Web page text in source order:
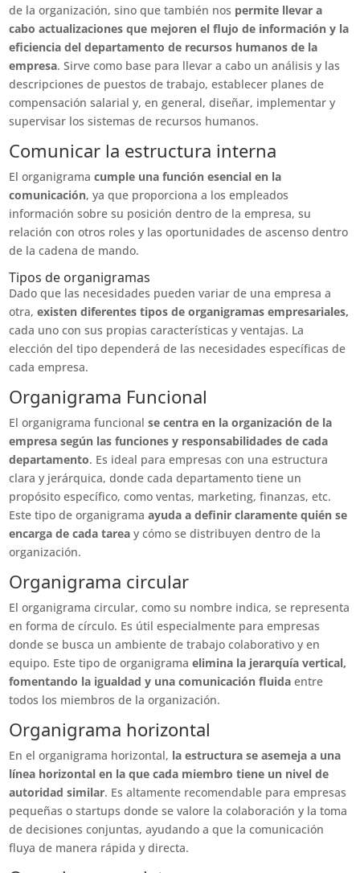
de la organización, sino que también nos permite llevar a
cabo actualizaciones que mejoren el flujo de información y la
eficiencia del departamento de recursos humanos de la
empresa. Sirve como base para llevar a cabo un análisis y las
descripciones de puestos de trabajo, establecer planes de
compensación salarial y, en general, diseñar, implementar y
supervisar los sistemas de recursos humanos.
Comunicar la estructura interna
El organigramacumple una función esencial en la
comunicación, ya que proporciona a los empleados
información sobre su posición dentro de la empresa, su
relación con otros roles y las oportunidades de ascenso dentro
de la cadena de mando.
Tipos de organigramas
Dado que las necesidades pueden variar de una empresa a
otra,existen diferentes tipos de organigramas empresariales,
cada uno con sus propias características y ventajas. La
elección del tipo dependerá de las necesidades específicas de
cada empresa.
Organigrama Funcional
El organigrama funcionalse centra en la organización de la
empresa según las funciones y responsabilidades de cada
departamento. Es ideal para empresas con una estructura
clara y jerárquica, donde cada departamento tiene un
propósito específico, como ventas, marketing, finanzas, etc.
Este tipo de organigramaayuda a definir claramente quién se
encarga de cada tarea y cómo se distribuyen dentro de la
organización.
Organigrama circular
El organigrama circular, como su nombre indica, se representa
en forma de círculo. Es útil especialmente para empresas
donde se busca un ambiente de trabajo colaborativo y en
equipo. Este tipo de organigramaelimina la jerarquía vertical,
fomentando la igualdad y una comunicación fluida entre
todos los miembros de la organización.
Organigrama horizontal
En el organigrama horizontal, la estructura se asemeja a una
línea horizontal en la que cada miembro tiene un nivel de
autoridad similar. Es altamente recomendable para empresas
pequeñas o startups donde se valore la colaboración y la toma
de decisiones conjuntas, ayudando a que la comunicación
fluya de manera rápida y directa.